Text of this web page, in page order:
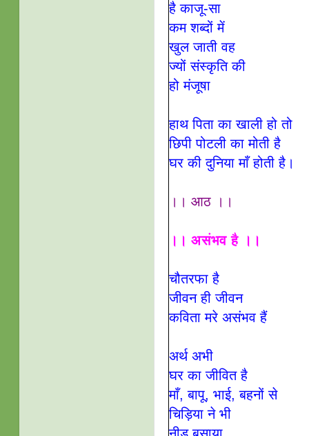
है काजू-सा
कम शब्दों में
खुल जाती वह
ज्यों संस्कृति की
हो मंजूषा
हाथ पिता का खाली हो तो
छिपी पोटली का मोती है
घर की दुनिया माँ होती है।
।। आठ ।।
।। असंभव है ।।
चौतरफा है
जीवन ही जीवन
कविता मरे असंभव हैं
अर्थ अभी
घर का जीवित है
माँ, बापू, भाई, बहनों से
चिड़िया ने भी